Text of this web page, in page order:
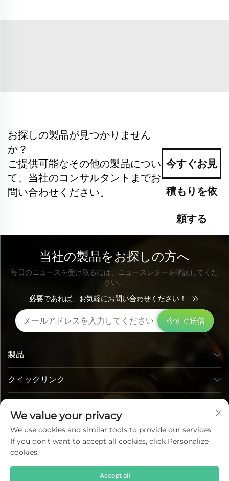
お探しの製品が見つかりません
か？
ご提供可能なその他の製品につい
て、当社のコンサルタントまでお
問い合わせください。
今すぐお見
積もりを依
頼する
当社の製品をお探しの方へ
毎日のニュースを受け取るには、ニュースレターを購読してくだ
さい。
必要であれば、お気軽にお問い合わせください！
今すぐ送信
クイックリンク
製品
We value your privacy
We use cookies and similar tools to provide our services.
If you don't want to accept all cookies, click Personalize
cookies.
Accept all